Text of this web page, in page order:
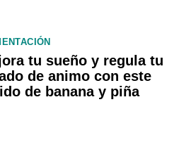
tu sueño y regula tu
de animo con este
de banana y piña